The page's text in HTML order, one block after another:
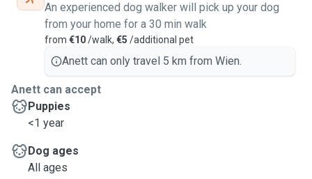
An experienced dog walker will pick up your dog
from your home for a 30 min walk
from €10/walk, €5 /additional pet
Anett can only travel 5 km from Wien.
Anett can accept
Puppies
<1 year
Dog ages
All ages